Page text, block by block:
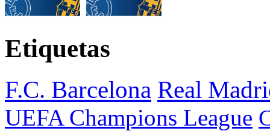
Etiquetas
F.C. Barcelona Real
UEFA Champions League